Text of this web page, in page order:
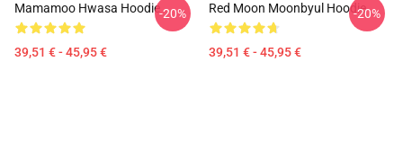
Mamamoo Hwasa Hoodie
39,51 € - 45,95 €
-20% Red Moon Moonbyul Hoodie
39,51 € - 45,95 €
-20%